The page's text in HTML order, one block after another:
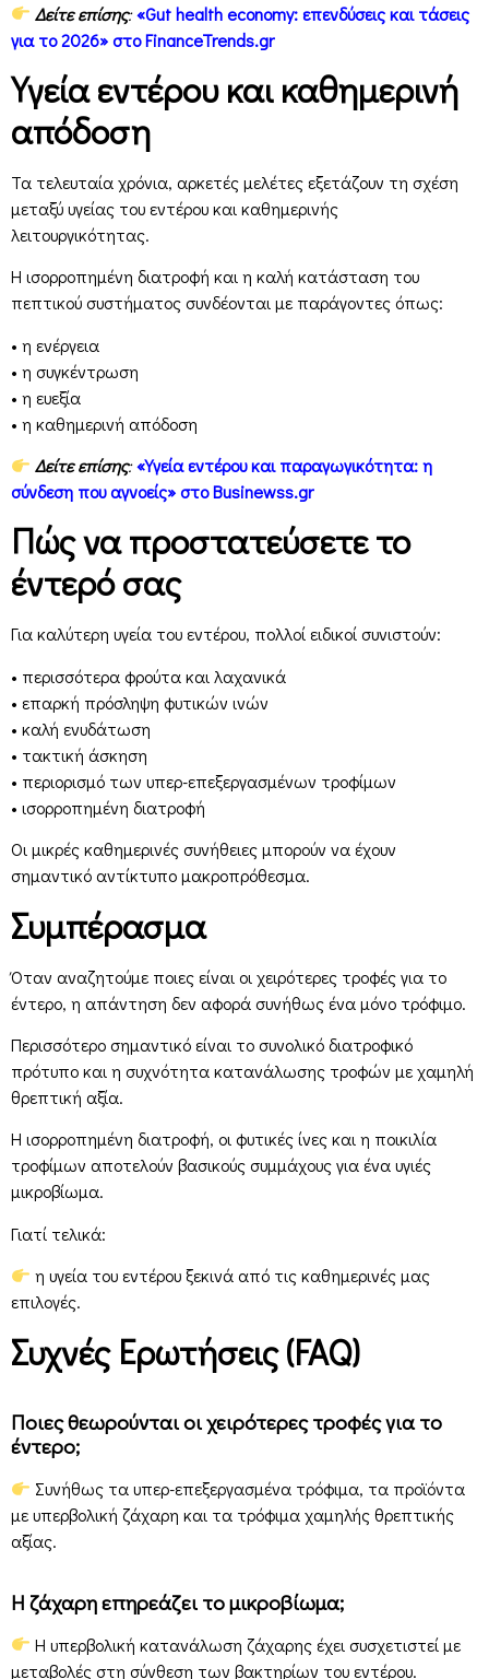
Δείτε επίσης:«Gut health economy: επενδύσεις και τάσεις
για το 2026» στο FinanceTrends.gr
Υγεία εντέρου και καθημερινή
απόδοση
Τα τελευταία χρόνια, αρκετές μελέτες εξετάζουν τη σχέση
μεταξύ υγείας του εντέρου και καθημερινής
λειτουργικότητας.
Η ισορροπημένη διατροφή και η καλή κατάσταση του
πεπτικού συστήματος συνδέονται με παράγοντες όπως:
• η ενέργεια
• η συγκέντρωση
• η ευεξία
• η καθημερινή απόδοση
Δείτε επίσης:«Υγεία εντέρου και παραγωγικότητα: η
σύνδεση που αγνοείς» στο Businewss.gr
Πώς να προστατεύσετε το
έντερό σας
Για καλύτερη υγεία του εντέρου, πολλοί ειδικοί συνιστούν:
• περισσότερα φρούτα και λαχανικά
• επαρκή πρόσληψη φυτικών ινών
• καλή ενυδάτωση
• τακτική άσκηση
• περιορισμό των υπερ-επεξεργασμένων τροφίμων
• ισορροπημένη διατροφή
Οι μικρές καθημερινές συνήθειες μπορούν να έχουν
σημαντικό αντίκτυπο μακροπρόθεσμα.
Συμπέρασμα
Όταν αναζητούμε ποιες είναι οι χειρότερες τροφές για το
έντερο, η απάντηση δεν αφορά συνήθως ένα μόνο τρόφιμο.
Περισσότερο σημαντικό είναι το συνολικό διατροφικό
πρότυπο και η συχνότητα κατανάλωσης τροφών με χαμηλή
θρεπτική αξία.
Η ισορροπημένη διατροφή, οι φυτικές ίνες και η ποικιλία
τροφίμων αποτελούν βασικούς συμμάχους για ένα υγιές
μικροβίωμα.
Γιατί τελικά:
η υγεία του εντέρου ξεκινά από τις καθημερινές μας
επιλογές.
Συχνές Ερωτήσεις (FAQ)
Ποιες θεωρούνται οι χειρότερες τροφές για το
έντερο;
Συνήθως τα υπερ-επεξεργασμένα τρόφιμα, τα προϊόντα
με υπερβολική ζάχαρη και τα τρόφιμα χαμηλής θρεπτικής
αξίας.
Η ζάχαρη επηρεάζει το μικροβίωμα;
Η υπερβολική κατανάλωση ζάχαρης έχει συσχετιστεί με
μεταβολές στη σύνθεση των βακτηρίων του εντέρου.